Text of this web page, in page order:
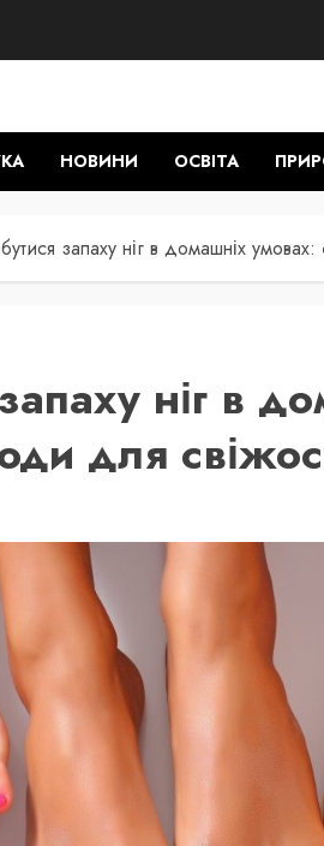
НОВИНИ ОСВІТА
запаху ніг в домашніх
ніг в
для